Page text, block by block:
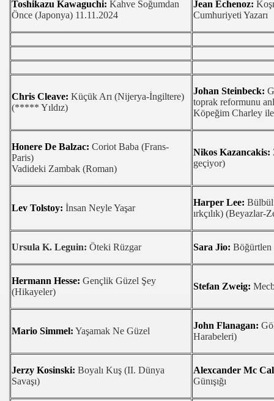
Toshikazu Kawaguchi: Kahve Soğumdan
Önce (Japonya) 11.11.2024
Jean Echenoz:
Cumhuriyeti Yazarı
Chris Cleave: Küçük Arı (Nijerya-İngiltere)
(***** Yıldız)
Johan Steinbeck:
toprak reformunu
Köpeğim Charley
Honere De Balzac: Coriot Baba (Frans-
Paris)
Vadideki Zambak (Roman)
Nikos Kazancakis:
geçiyor)
Lev Tolstoy: İnsan Neyle Yaşar
Harper Lee:
ırkçılık) (Beyazlar-
Ursula K. Leguin: Öteki Rüzgar Sara Jio: Böğürtlen
Hermann Hesse: Gençlik Güzel Şey
(Hikayeler)
Stefan Zweig:
Mario Simmel: Yaşamak Ne Güzel
John Flanagan:
Harabeleri)
Jerzy Kosinski: Boyalı Kuş (II. Dünya
Savaşı)
Alexcander Mc
Günışığı
KART 2 GOL VARDI
SALDIRI 12 ÖLÜ
DONDU
KONGERE
BİRİNCİLİĞİNİ PAYLAŞTI
RAKİP OLDULAR
CAY GUNU
Bulustu
ÖĞRENCİLERİ